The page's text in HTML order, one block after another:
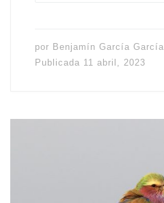
por Benjamín García García
Publicada 11 abril, 2023